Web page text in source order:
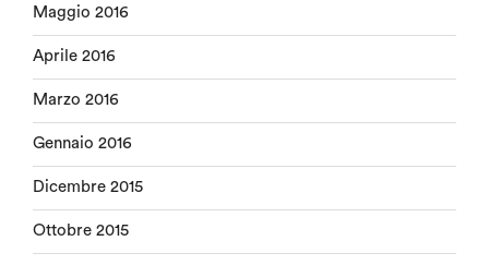
Maggio 2016
Aprile 2016
Marzo 2016
Gennaio 2016
Dicembre 2015
Ottobre 2015